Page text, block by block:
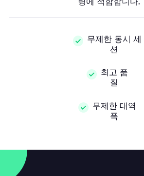
무제한 동시 세
션
최고 품
질
무제한 대역
폭